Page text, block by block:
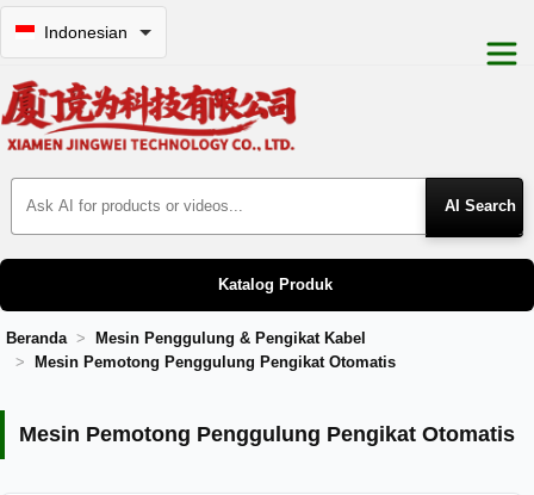
Indonesian
Search Products
Katalog Produk
Beranda
Mesin Penggulung & Pengikat Kabel
Mesin Pemotong Penggulung Pengikat Otomatis
Mesin Pemotong Penggulung Pengikat Otomatis